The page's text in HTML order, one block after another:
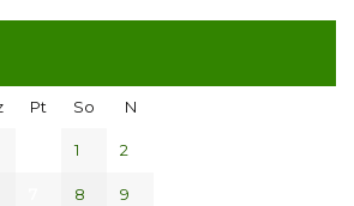
Pt So N
1 2
8 9